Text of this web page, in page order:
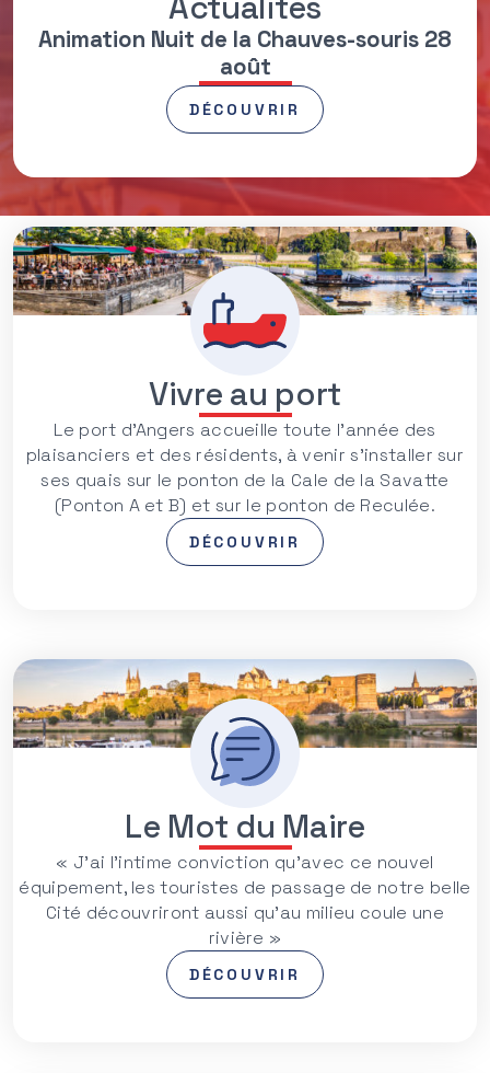
Animation Nuit de la Chauves-souris 28
août
DÉCOUVRIR
Vivre au port
Le port d’Angers accueille toute l'année des
plaisanciers et des résidents, à venir s'installer sur
ses quais sur le ponton de la Cale de la Savatte
(Ponton A et B) et sur le ponton de Reculée.
DÉCOUVRIR
Le Mot du Maire
« J’ai l’intime conviction qu’avec ce nouvel
équipement, les touristes de passage de notre belle
Cité découvriront aussi qu’au milieu coule une
rivière »
DÉCOUVRIR